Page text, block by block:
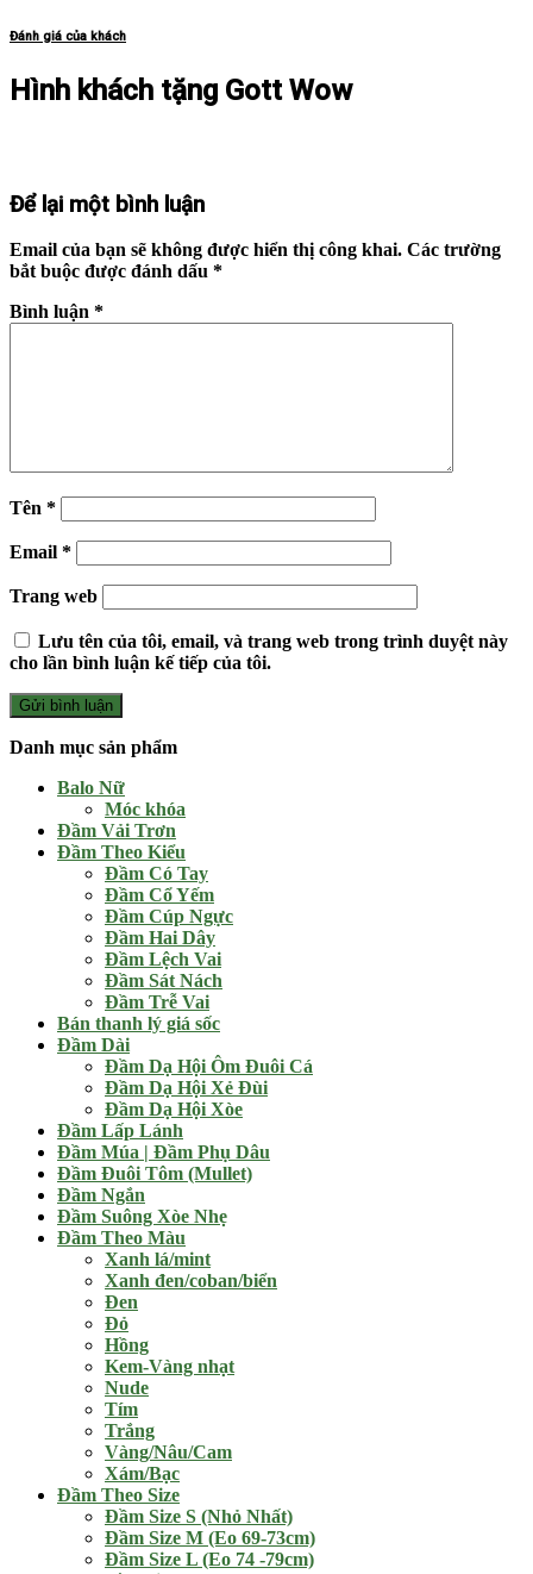
Đánh giá của khách
Hình khách tặng Gott Wow
Để lại một bình luận
Email của bạn sẽ không được hiển thị công khai. Các trường
bắt buộc được đánh dấu *
Bình luận *
Tên *
Email *
Trang web
Lưu tên của tôi, email, và trang web trong trình duyệt này
cho lần bình luận kế tiếp của tôi.
Danh mục sản phẩm
Balo Nữ
Móc khóa
Đầm Vải Trơn
Đầm Theo Kiểu
Đầm Có Tay
Đầm Cổ Yếm
Đầm Cúp Ngực
Đầm Hai Dây
Đầm Lệch Vai
Đầm Sát Nách
Đầm Trễ Vai
Bán thanh lý giá sốc
Đầm Dài
Đầm Dạ Hội Ôm Đuôi Cá
Đầm Dạ Hội Xẻ Đùi
Đầm Dạ Hội Xòe
Đầm Lấp Lánh
Đầm Múa | Đầm Phụ Dâu
Đầm Đuôi Tôm (Mullet)
Đầm Ngắn
Đầm Suông Xòe Nhẹ
Đầm Theo Màu
Xanh lá/mint
Xanh đen/coban/biển
Đen
Đỏ
Hồng
Kem-Vàng nhạt
Nude
Tím
Trắng
Vàng/Nâu/Cam
Xám/Bạc
Đầm Theo Size
Đầm Size S (Nhỏ Nhất)
Đầm Size M (Eo 69-73cm)
Đầm Size L (Eo 74 -79cm)